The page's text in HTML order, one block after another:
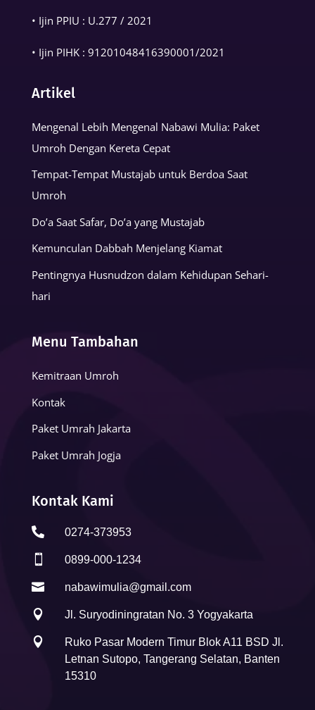
• Ijin PPIU : U.277 / 2021
• Ijin PIHK : 91201048416390001/2021
Artikel
Mengenal Lebih Mengenal Nabawi Mulia: Paket
Umroh Dengan Kereta Cepat
Tempat-Tempat Mustajab untuk Berdoa Saat
Umroh
Do’a Saat Safar, Do’a yang Mustajab
Kemunculan Dabbah Menjelang Kiamat
Pentingnya Husnudzon dalam Kehidupan Sehari-
hari
Menu Tambahan
Kemitraan Umroh
Kontak
Paket Umrah Jakarta
Paket Umrah Jogja
Kontak Kami
 0274-373953
 0899-000-1234
 nabawimulia@gmail.com
 Jl. Suryodiningratan No. 3 Yogyakarta

Ruko Pasar Modern Timur Blok A11 BSD Jl.
Letnan Sutopo, Tangerang Selatan, Banten
15310